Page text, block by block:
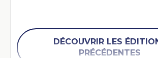
rencontrer plus de600
search.
DÉCOUVRIR LES
PRÉCÉDENTES